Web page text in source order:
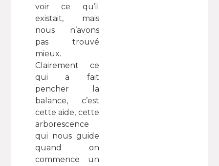
voir ce qu’il
existait, mais
nous n’avons
pas trouvé
mieux.
Clairement ce
qui a fait
pencher la
balance, c’est
cette aide, cette
arborescence
qui nous guide
quand on
commence un